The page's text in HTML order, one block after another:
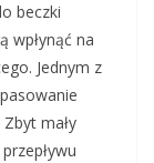
beczki
wpłynąć na
Jednym z
mały